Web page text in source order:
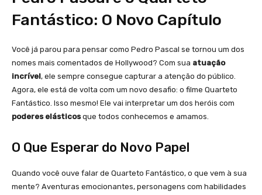
Fantástico: O Novo Capítulo
Você já parou para pensar como Pedro Pascal se tornou um dos
nomes mais comentados de Hollywood? Com sua atuação
incrível, ele sempre consegue capturar a atenção do público.
Agora, ele está de volta com um novo desafio: o filme Quarteto
Fantástico. Isso mesmo! Ele vai interpretar um dos heróis com
poderes elásticosque todos conhecemos e amamos.
O Que Esperar do Novo Papel
Quando você ouve falar de Quarteto Fantástico, o que vem à sua
mente? Aventuras emocionantes, personagens com habilidades